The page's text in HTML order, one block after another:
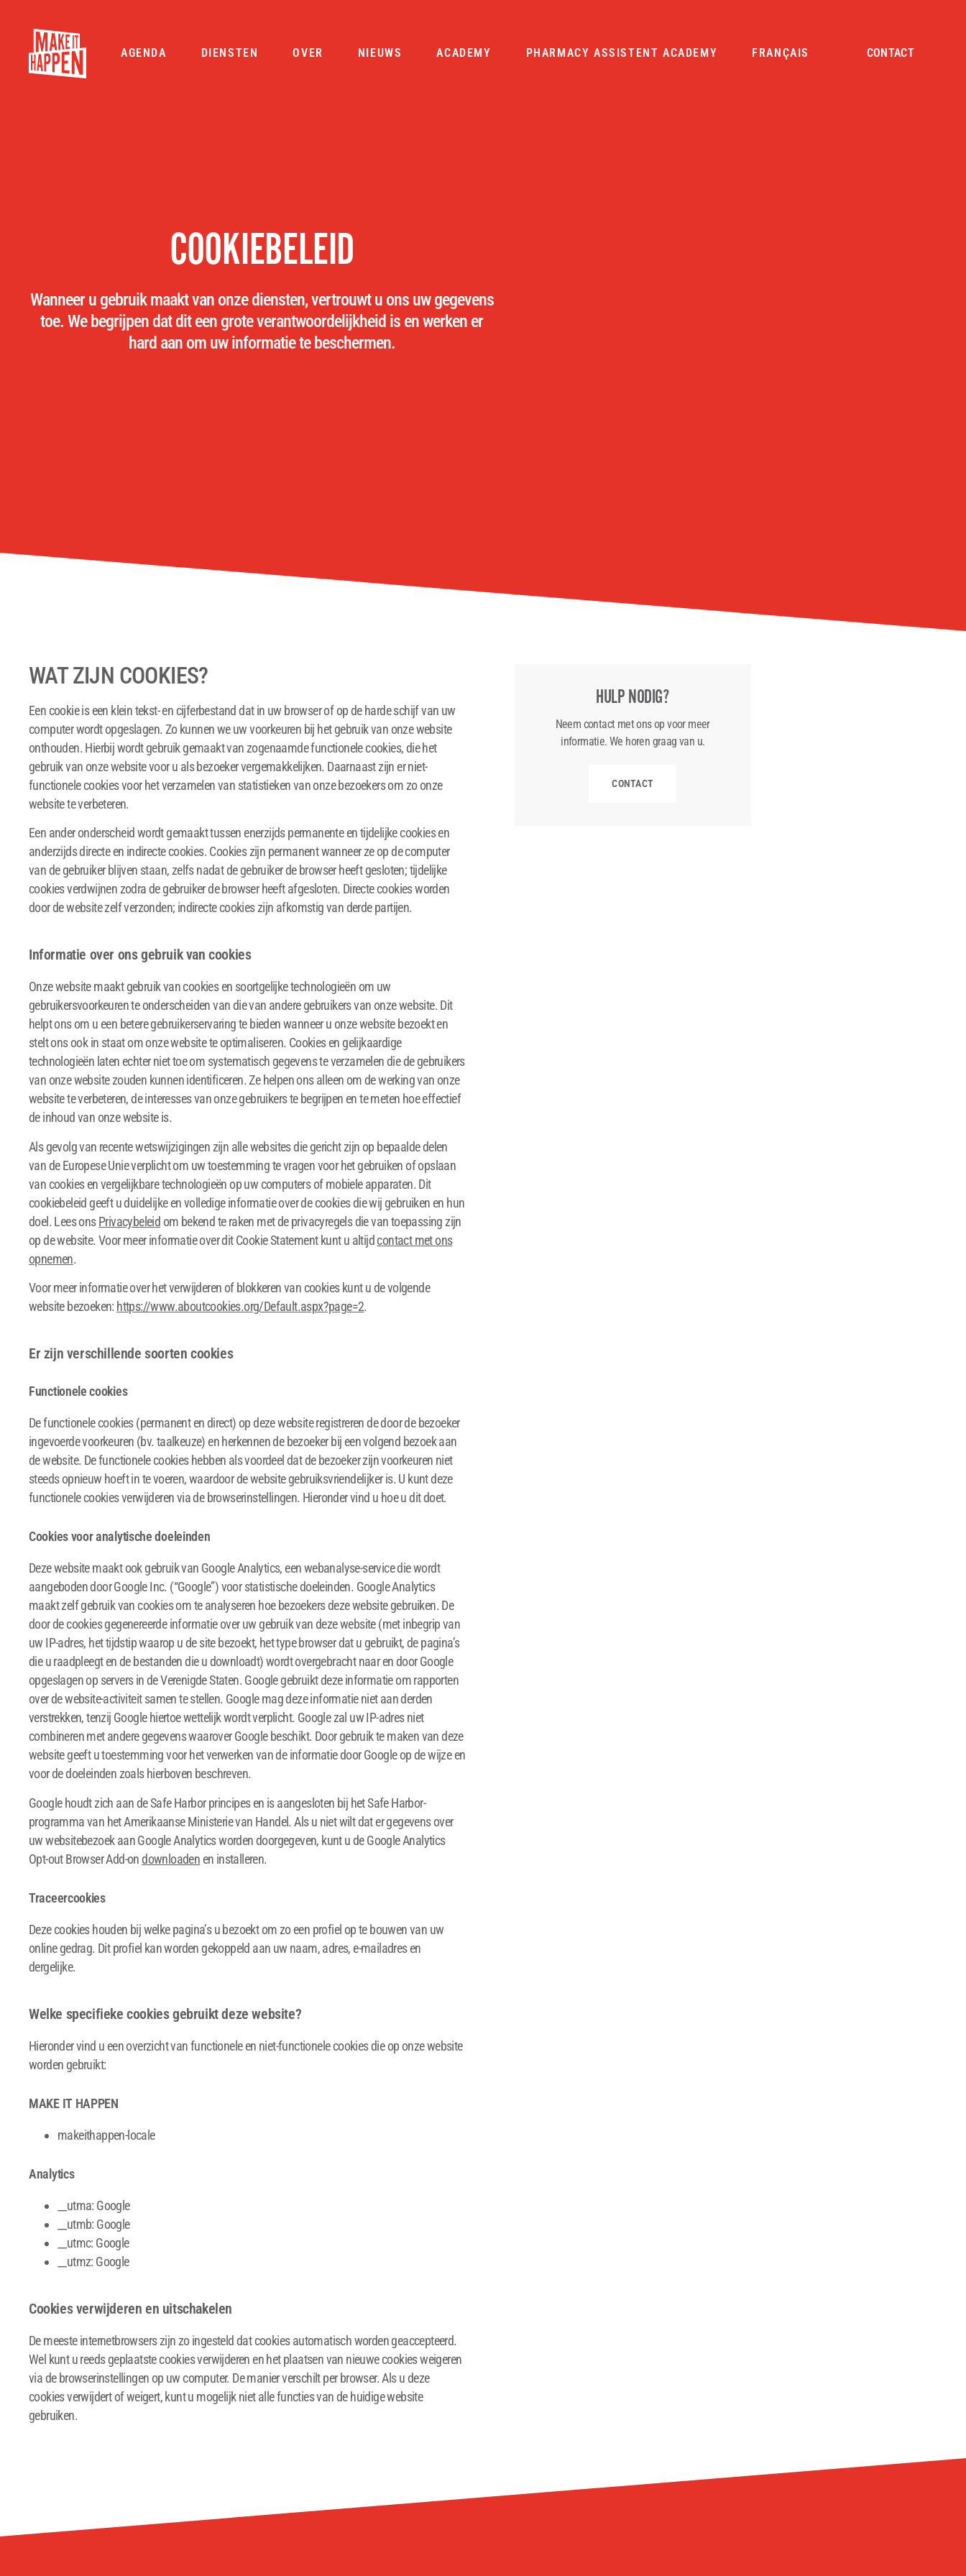
AGENDA DIENSTEN OVER NIEUWS ACADEMY PHARMACY ASSISTENT ACADEMY FRANÇAIS CONTACT
COOKIEBELEID
Wanneer u gebruik maakt van onze diensten, vertrouwt u ons uw gegevens
toe. We begrijpen dat dit een grote verantwoordelijkheid is en werken er
hard aan om uw informatie te beschermen.
WAT ZIJN COOKIES?
Een cookie is een klein tekst- en cijferbestand dat in uw browser of op de harde schijf van uw
computer wordt opgeslagen. Zo kunnen we uw voorkeuren bij het gebruik van onze website
onthouden. Hierbij wordt gebruik gemaakt van zogenaamde functionele cookies, die het
gebruik van onze website voor u als bezoeker vergemakkelijken. Daarnaast zijn er niet-
functionele cookies voor het verzamelen van statistieken van onze bezoekers om zo onze
website te verbeteren.
Een ander onderscheid wordt gemaakt tussen enerzijds permanente en tijdelijke cookies en
anderzijds directe en indirecte cookies. Cookies zijn permanent wanneer ze op de computer
van de gebruiker blijven staan, zelfs nadat de gebruiker de browser heeft gesloten; tijdelijke
cookies verdwijnen zodra de gebruiker de browser heeft afgesloten. Directe cookies worden
door de website zelf verzonden; indirecte cookies zijn afkomstig van derde partijen.
Informatie over ons gebruik van cookies
Onze website maakt gebruik van cookies en soortgelijke technologieën om uw
gebruikersvoorkeuren te onderscheiden van die van andere gebruikers van onze website. Dit
helpt ons om u een betere gebruikerservaring te bieden wanneer u onze website bezoekt en
stelt ons ook in staat om onze website te optimaliseren. Cookies en gelijkaardige
technologieën laten echter niet toe om systematisch gegevens te verzamelen die de gebruikers
van onze website zouden kunnen identificeren. Ze helpen ons alleen om de werking van onze
website te verbeteren, de interesses van onze gebruikers te begrijpen en te meten hoe effectief
de inhoud van onze website is.
Als gevolg van recente wetswijzigingen zijn alle websites die gericht zijn op bepaalde delen
van de Europese Unie verplicht om uw toestemming te vragen voor het gebruiken of opslaan
van cookies en vergelijkbare technologieën op uw computers of mobiele apparaten. Dit
cookiebeleid geeft u duidelijke en volledige informatie over de cookies die wij gebruiken en hun
doel. Lees onsPrivacybeleid om bekend te raken met de privacyregels die van toepassing zijn
op de website. Voor meer informatie over dit Cookie Statement kunt u altijdcontact met ons
opnemen.
Voor meer informatie over het verwijderen of blokkeren van cookies kunt u de volgende
website bezoeken: https://www.aboutcookies.org/Default.aspx?page=2.
Er zijn verschillende soorten cookies
Functionele cookies
De functionele cookies (permanent en direct) op deze website registreren de door de bezoeker
ingevoerde voorkeuren (bv. taalkeuze) en herkennen de bezoeker bij een volgend bezoek aan
de website. De functionele cookies hebben als voordeel dat de bezoeker zijn voorkeuren niet
steeds opnieuw hoeft in te voeren, waardoor de website gebruiksvriendelijker is. U kunt deze
functionele cookies verwijderen via de browserinstellingen. Hieronder vind u hoe u dit doet.
Cookies voor analytische doeleinden
Deze website maakt ook gebruik van Google Analytics, een webanalyse-service die wordt
aangeboden door Google Inc. (“Google”) voor statistische doeleinden. Google Analytics
maakt zelf gebruik van cookies om te analyseren hoe bezoekers deze website gebruiken. De
door de cookies gegenereerde informatie over uw gebruik van deze website (met inbegrip van
uw IP-adres, het tijdstip waarop u de site bezoekt, het type browser dat u gebruikt, de pagina’s
die u raadpleegt en de bestanden die u downloadt) wordt overgebracht naar en door Google
opgeslagen op servers in de Verenigde Staten. Google gebruikt deze informatie om rapporten
over de website-activiteit samen te stellen. Google mag deze informatie niet aan derden
verstrekken, tenzij Google hiertoe wettelijk wordt verplicht. Google zal uw IP-adres niet
combineren met andere gegevens waarover Google beschikt. Door gebruik te maken van deze
website geeft u toestemming voor het verwerken van de informatie door Google op de wijze en
voor de doeleinden zoals hierboven beschreven.
Google houdt zich aan de Safe Harbor principes en is aangesloten bij het Safe Harbor-
programma van het Amerikaanse Ministerie van Handel. Als u niet wilt dat er gegevens over
uw websitebezoek aan Google Analytics worden doorgegeven, kunt u de Google Analytics
Opt-out Browser Add-ondownloaden en installeren.
Traceercookies
Deze cookies houden bij welke pagina’s u bezoekt om zo een profiel op te bouwen van uw
online gedrag. Dit profiel kan worden gekoppeld aan uw naam, adres, e-mailadres en
dergelijke.
Welke specifieke cookies gebruikt deze website?
Hieronder vind u een overzicht van functionele en niet-functionele cookies die op onze website
worden gebruikt:
MAKE IT HAPPEN
makeithappen-locale
Analytics
__utma: Google
__utmb: Google
__utmc: Google
__utmz: Google
Cookies verwijderen en uitschakelen
De meeste internetbrowsers zijn zo ingesteld dat cookies automatisch worden geaccepteerd.
Wel kunt u reeds geplaatste cookies verwijderen en het plaatsen van nieuwe cookies weigeren
via de browserinstellingen op uw computer. De manier verschilt per browser. Als u deze
cookies verwijdert of weigert, kunt u mogelijk niet alle functies van de huidige website
gebruiken.
HULP NODIG?
Neem contact met ons op voor meer
informatie. We horen graag van u.
CONTACT